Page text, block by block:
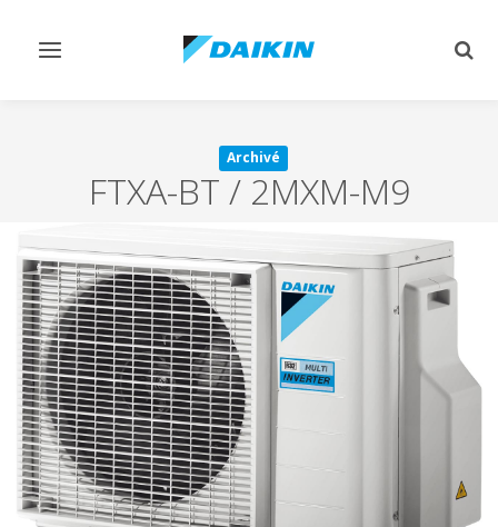
Afficher/masquer
Archivé
FTXA-BT / 2MXM-M9